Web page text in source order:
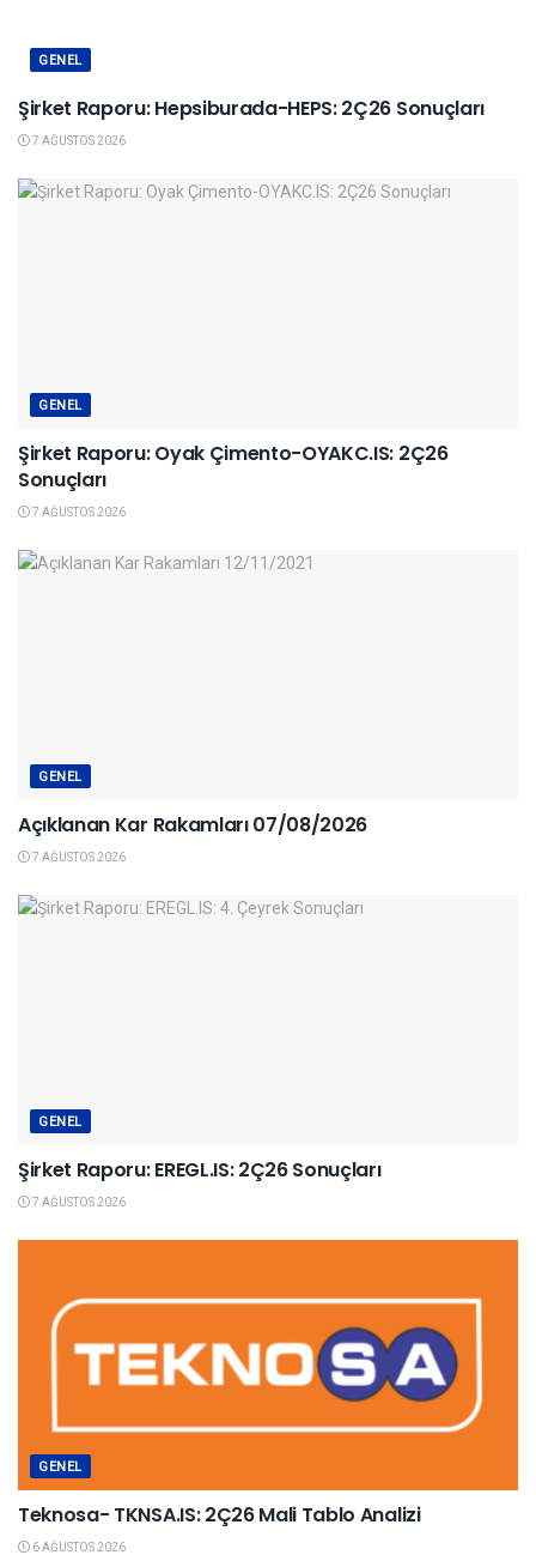
GENEL
Şirket Raporu: Hepsiburada-HEPS: 2Ç26 Sonuçları
7 AĞUSTOS 2026
GENEL
Şirket Raporu: Oyak Çimento-OYAKC.IS: 2Ç26
Sonuçları
7 AĞUSTOS 2026
GENEL
Açıklanan Kar Rakamları 07/08/2026
7 AĞUSTOS 2026
GENEL
Şirket Raporu: EREGL.IS: 2Ç26 Sonuçları
7 AĞUSTOS 2026
GENEL
Teknosa- TKNSA.IS: 2Ç26 Mali Tablo Analizi
6 AĞUSTOS 2026